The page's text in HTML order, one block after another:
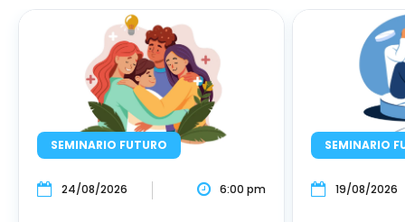
SEMINARIO FUTURO
24/08/2026 6:00 pm
SEMINARIO
19/08/2026